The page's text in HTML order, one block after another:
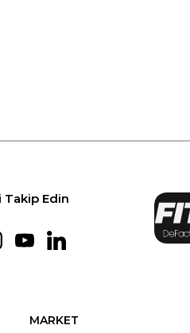
Takip Edin
MARKET